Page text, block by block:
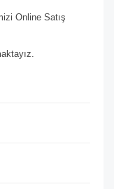
Online Satış